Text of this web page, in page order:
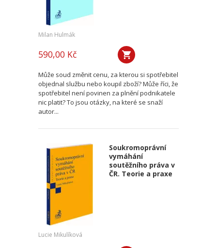
Milan Hulmák
590,00 Kč
Může soud změnit cenu, za kterou si spotřebitel
objednal službu nebo koupil zboží? Může říci, že
spotřebitel není povinen za plnění podnikatele
nic platit? To jsou otázky, na které se snaží
autor...
Soukromoprávní
vymáhání
soutěžního práva v
ČR. Teorie a praxe
Lucie Mikulíková